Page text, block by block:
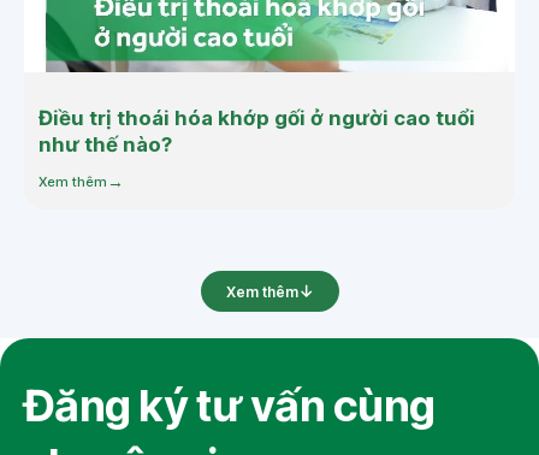
Điều trị thoái hóa khớp gối ở người cao tuổi
như thế nào?
Xem thêm
Xem thêm
Đăng ký tư vấn cùng
Hệ thống Vinmec
Tầm nhìn sứ mệnh
Dịch vụ
Chuyên khoa